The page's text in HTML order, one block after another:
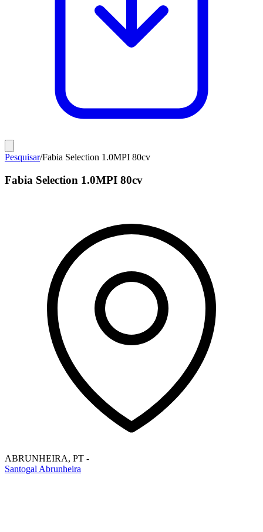
Pesquisar/Fabia Selection 1.0MPI 80cv
Fabia Selection 1.0MPI 80cv
ABRUNHEIRA, PT -
Santogal Abrunheira